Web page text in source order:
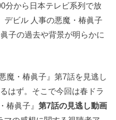
分から日本テレビ系列で放
デビル 人事の悪魔・椿眞子
子の過去や背景が明らかに
魔・椿眞子』第7話を見逃し
はず。そこで今回は春ドラ
椿眞子』第7話の見逃し動画